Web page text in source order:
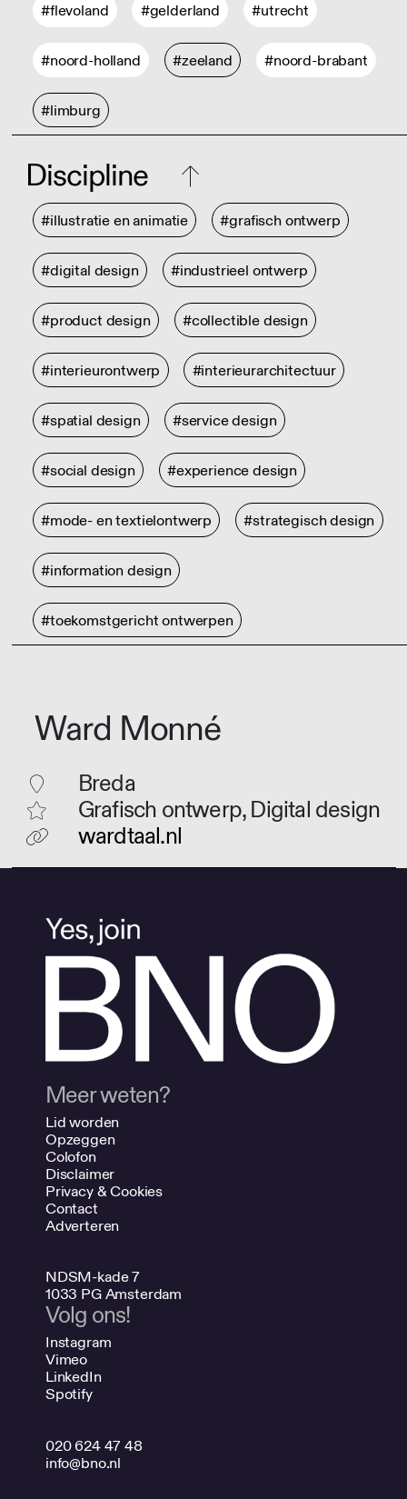
#flevoland #gelderland #utrecht
#noord-holland #zeeland #noord-brabant
#limburg
Discipline
#illustratie en animatie #grafisch ontwerp
#digital design #industrieel ontwerp
#product design #collectible design
#interieurontwerp #interieurarchitectuur
#spatial design #service design
#social design #experience design
#mode- en textielontwerp #strategisch design
#information design
#toekomstgericht ontwerpen
Ward Monné
Breda
Grafisch ontwerp, Digital design
wardtaal.nl
Meer weten?
Lid worden
Opzeggen
Colofon
Disclaimer
Privacy & Cookies
Contact
Adverteren
NDSM-kade 7
1033 PG Amsterdam
Volg ons!
Instagram
Vimeo
LinkedIn
Spotify
020 624 47 48
info@bno.nl